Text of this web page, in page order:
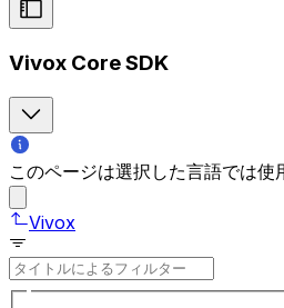
Vivox Core SDK
このページは選択した言語では使
Vivox